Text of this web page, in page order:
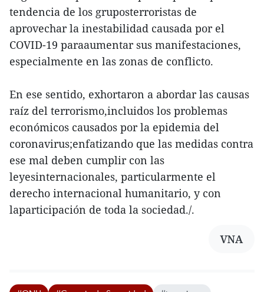
tendencia de los gruposterroristas de
aprovechar la inestabilidad causada por el
COVID-19 paraaumentar sus manifestaciones,
especialmente en las zonas de conflicto.
En ese sentido, exhortaron a abordar las causas
raíz del terrorismo,incluidos los problemas
económicos causados por la epidemia del
coronavirus;enfatizando que las medidas contra
ese mal deben cumplir con las
leyesinternacionales, particularmente el
derecho internacional humanitario, y con
laparticipación de toda la sociedad./.
VNA